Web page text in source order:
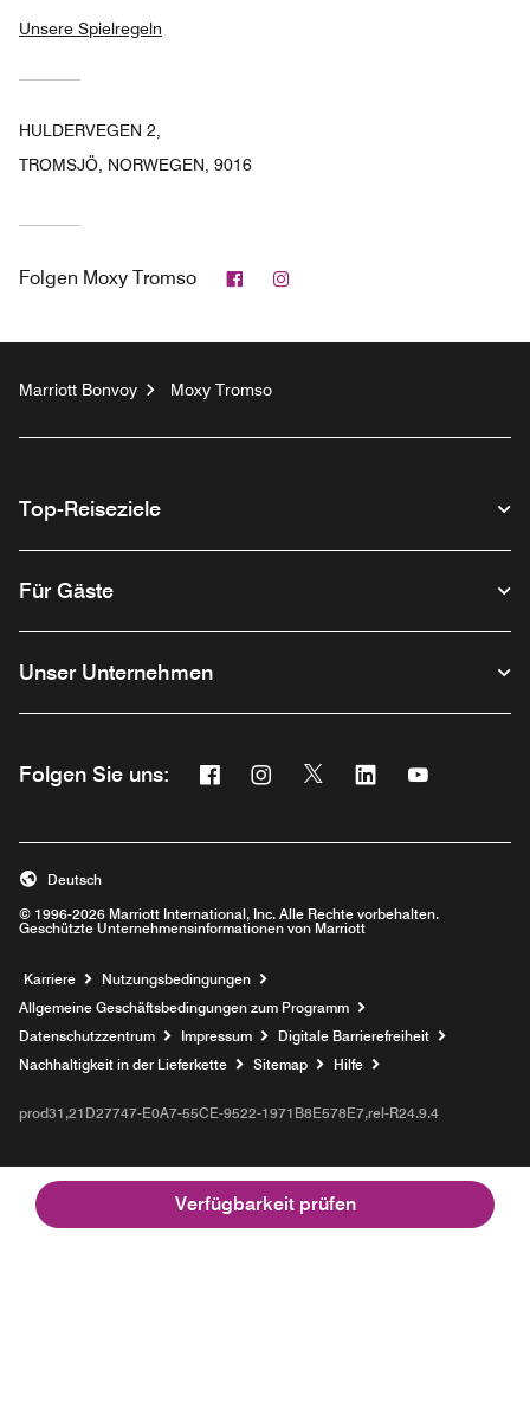
Verfügbarkeit prüfen
Unsere Spielregeln
HULDERVEGEN 2,
TROMSJÖ, NORWEGEN, 9016
Folgen Moxy Tromso Facebook
Marriott Bonvoy Moxy Tromso
Top-Reiseziele
Für Gäste
Unser Unternehmen
Folgen Sie uns: Facebook
Opens a new window
Instagram
Opens a new window
Twitter
Opens a new window
Linkedin
Opens a new
Opens a
© 1996-2026 Marriott International, Inc. Alle Rechte vorbehalten.
Geschützte Unternehmensinformationen von Marriott
Deutsch
Karriere Opens a new window
Nutzungsbedingungen
Allgemeine Geschäftsbedingungen zum Programm
Datenschutzzentrum
Impressum
Digitale Barrierefreiheit
Nachhaltigkeit in der Lieferkette
Sitemap Hilfe
prod31,21D27747-E0A7-55CE-9522-1971B8E578E7,rel-R24.9.4